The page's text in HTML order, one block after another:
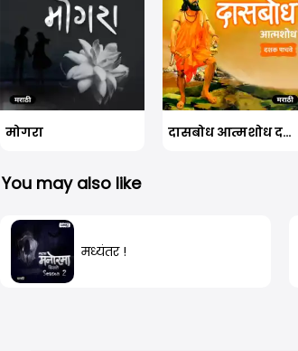
मोगरा दासबोध आत्मशोध दशक पाचवे
You may also like
मध्यंतर !